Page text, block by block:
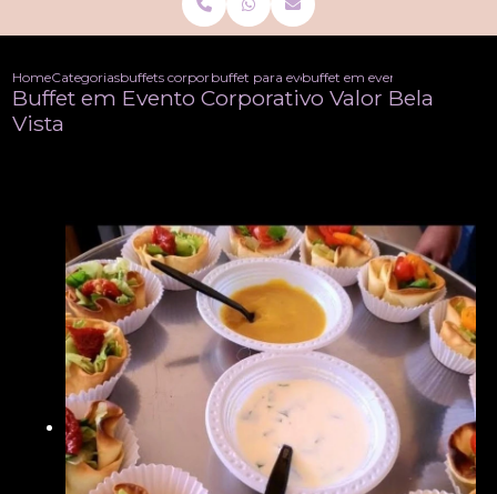
HomeCategoriasbuffets corporativobuffet para evento corporativo
buffet em evento corporativo
Buffet em Evento Corporativo Valor Bela
Vista